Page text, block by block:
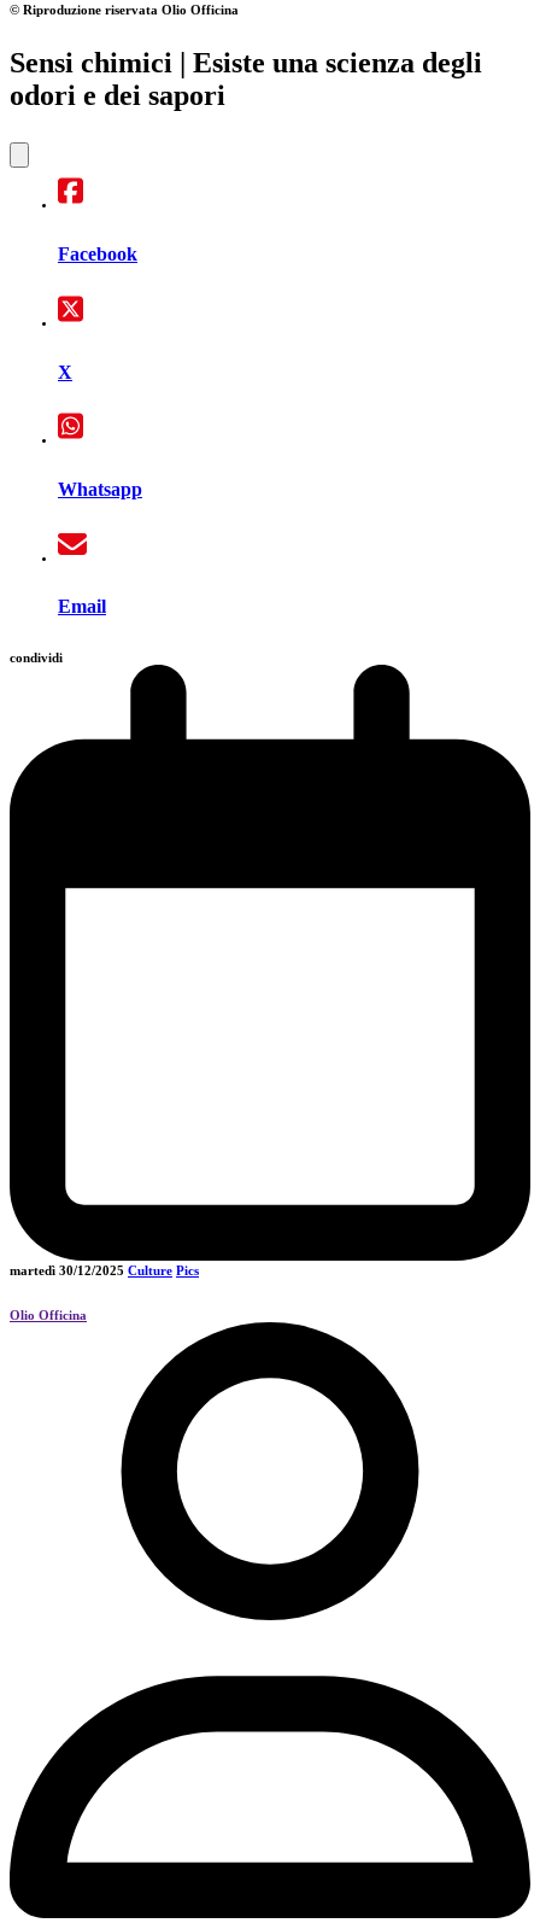
© Riproduzione riservata Olio Officina
Sensi chimici | Esiste una scienza degli
odori e dei sapori
Facebook
X
Whatsapp
Email
condividi
martedì 30/12/2025 Culture Pics
Olio Officina